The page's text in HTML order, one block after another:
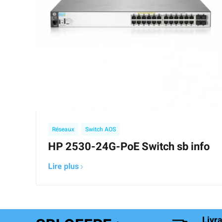
Réseaux Switch AOS
HP 2530-24G-PoE Switch sb info
Lire plus